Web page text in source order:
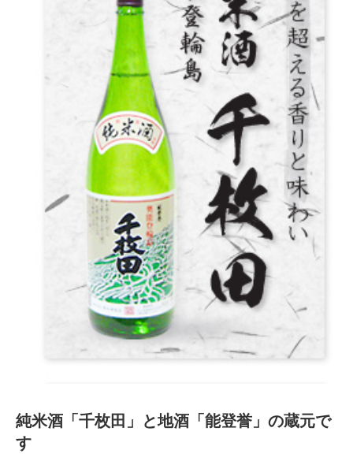
純米酒「千枚田」と地酒「能登誉」の蔵元で
す